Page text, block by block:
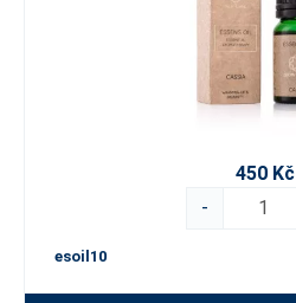
450 Kč
-
esoil10